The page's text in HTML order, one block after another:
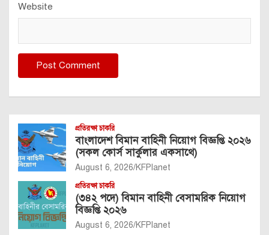
Website
প্রতিরক্ষা চাকরি
বাংলাদেশ বিমান বাহিনী নিয়োগ বিজ্ঞপ্তি ২০২৬
(সকল কোর্স সার্কুলার একসাথে)
August 6, 2026 KFPlanet
প্রতিরক্ষা চাকরি
(৩৪২ পদে) বিমান বাহিনী বেসামরিক নিয়োগ
বিজ্ঞপ্তি ২০২৬
August 6, 2026 KFPlanet